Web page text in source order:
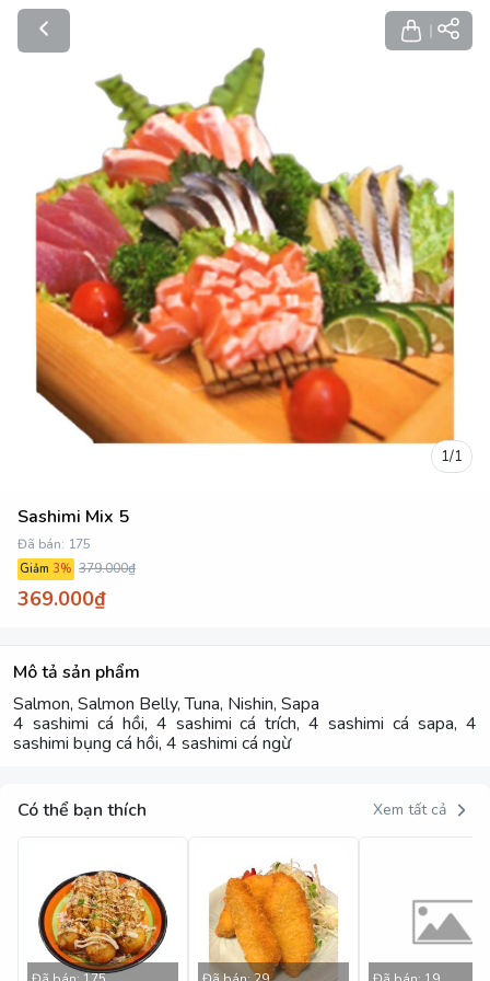
1/1
Sashimi Mix 5
Đã bán: 175
Giảm 3% 379.000₫
369.000₫
Mô tả sản phẩm
Salmon, Salmon Belly, Tuna, Nishin, Sapa
4 sashimi cá hồi, 4 sashimi cá trích, 4 sashimi cá sapa, 4
sashimi bụng cá hồi, 4 sashimi cá ngừ
Có thể bạn thích Xem tất cả